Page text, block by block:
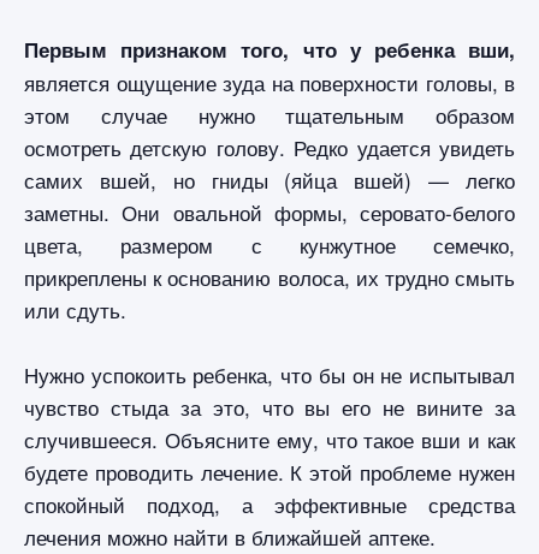
Первым признаком того, что у ребенка вши,
является ощущение зуда на поверхности головы, в
этом случае нужно тщательным образом
осмотреть детскую голову. Редко удается увидеть
самих вшей, но гниды (яйца вшей) — легко
заметны. Они овальной формы, серовато-белого
цвета, размером с кунжутное семечко,
прикреплены к основанию волоса, их трудно смыть
или сдуть.
Нужно успокоить ребенка, что бы он не испытывал
чувство стыда за это, что вы его не вините за
случившееся. Объясните ему, что такое вши и как
будете проводить лечение. К этой проблеме нужен
спокойный подход, а эффективные средства
лечения можно найти в ближайшей аптеке.